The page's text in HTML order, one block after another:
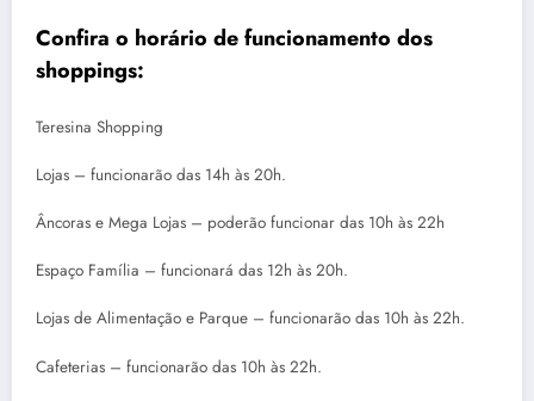
Confira o horário de funcionamento dos
shoppings:
Teresina Shopping
Lojas – funcionarão das 14h às 20h.
Âncoras e Mega Lojas – poderão funcionar das 10h às 22h
Espaço Família – funcionará das 12h às 20h.
Lojas de Alimentação e Parque – funcionarão das 10h às 22h.
Cafeterias – funcionarão das 10h às 22h.